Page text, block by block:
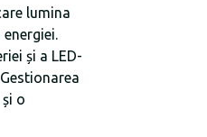
lumina
și a LED-
o